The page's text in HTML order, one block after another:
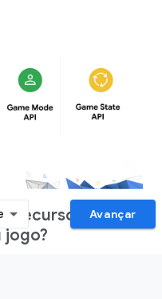
recursos de
jogo?
receber feedback
da execução do
Avançar